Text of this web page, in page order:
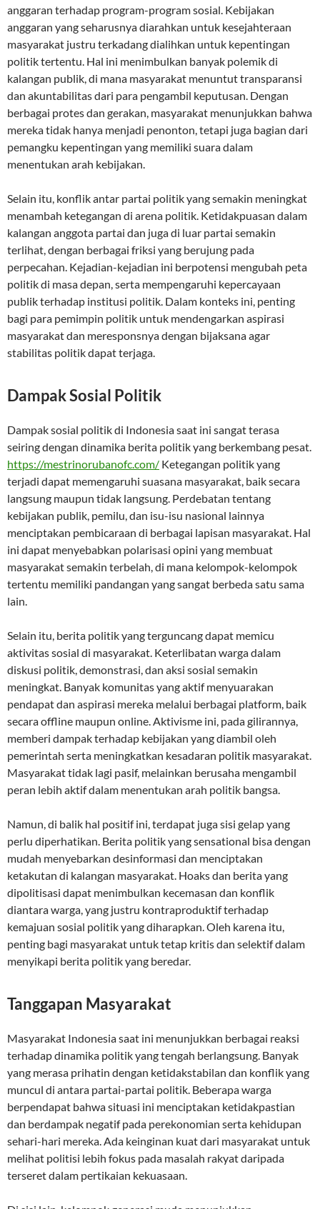
anggaran terhadap program-program sosial. Kebijakan
anggaran yang seharusnya diarahkan untuk kesejahteraan
masyarakat justru terkadang dialihkan untuk kepentingan
politik tertentu. Hal ini menimbulkan banyak polemik di
kalangan publik, di mana masyarakat menuntut transparansi
dan akuntabilitas dari para pengambil keputusan. Dengan
berbagai protes dan gerakan, masyarakat menunjukkan bahwa
mereka tidak hanya menjadi penonton, tetapi juga bagian dari
pemangku kepentingan yang memiliki suara dalam
menentukan arah kebijakan.
Selain itu, konflik antar partai politik yang semakin meningkat
menambah ketegangan di arena politik. Ketidakpuasan dalam
kalangan anggota partai dan juga di luar partai semakin
terlihat, dengan berbagai friksi yang berujung pada
perpecahan. Kejadian-kejadian ini berpotensi mengubah peta
politik di masa depan, serta mempengaruhi kepercayaan
publik terhadap institusi politik. Dalam konteks ini, penting
bagi para pemimpin politik untuk mendengarkan aspirasi
masyarakat dan meresponsnya dengan bijaksana agar
stabilitas politik dapat terjaga.
Dampak Sosial Politik
Dampak sosial politik di Indonesia saat ini sangat terasa
seiring dengan dinamika berita politik yang berkembang pesat.
https://mestrinorubanofc.com/ Ketegangan politik yang
terjadi dapat memengaruhi suasana masyarakat, baik secara
langsung maupun tidak langsung. Perdebatan tentang
kebijakan publik, pemilu, dan isu-isu nasional lainnya
menciptakan pembicaraan di berbagai lapisan masyarakat. Hal
ini dapat menyebabkan polarisasi opini yang membuat
masyarakat semakin terbelah, di mana kelompok-kelompok
tertentu memiliki pandangan yang sangat berbeda satu sama
lain.
Selain itu, berita politik yang terguncang dapat memicu
aktivitas sosial di masyarakat. Keterlibatan warga dalam
diskusi politik, demonstrasi, dan aksi sosial semakin
meningkat. Banyak komunitas yang aktif menyuarakan
pendapat dan aspirasi mereka melalui berbagai platform, baik
secara offline maupun online. Aktivisme ini, pada gilirannya,
memberi dampak terhadap kebijakan yang diambil oleh
pemerintah serta meningkatkan kesadaran politik masyarakat.
Masyarakat tidak lagi pasif, melainkan berusaha mengambil
peran lebih aktif dalam menentukan arah politik bangsa.
Namun, di balik hal positif ini, terdapat juga sisi gelap yang
perlu diperhatikan. Berita politik yang sensational bisa dengan
mudah menyebarkan desinformasi dan menciptakan
ketakutan di kalangan masyarakat. Hoaks dan berita yang
dipolitisasi dapat menimbulkan kecemasan dan konflik
diantara warga, yang justru kontraproduktif terhadap
kemajuan sosial politik yang diharapkan. Oleh karena itu,
penting bagi masyarakat untuk tetap kritis dan selektif dalam
menyikapi berita politik yang beredar.
Tanggapan Masyarakat
Masyarakat Indonesia saat ini menunjukkan berbagai reaksi
terhadap dinamika politik yang tengah berlangsung. Banyak
yang merasa prihatin dengan ketidakstabilan dan konflik yang
muncul di antara partai-partai politik. Beberapa warga
berpendapat bahwa situasi ini menciptakan ketidakpastian
dan berdampak negatif pada perekonomian serta kehidupan
sehari-hari mereka. Ada keinginan kuat dari masyarakat untuk
melihat politisi lebih fokus pada masalah rakyat daripada
terseret dalam pertikaian kekuasaan.